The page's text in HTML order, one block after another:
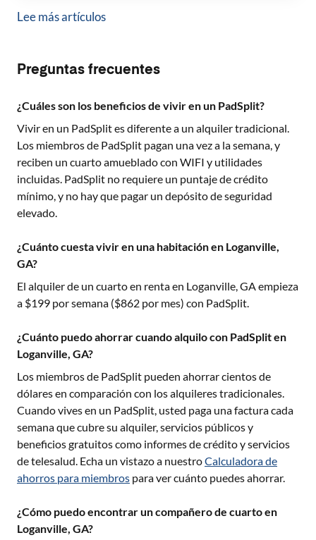
Lee más artículos
Preguntas frecuentes
¿Cuáles son los beneficios de vivir en un PadSplit?
Vivir en un PadSplit es diferente a un alquiler tradicional.
Los miembros de PadSplit pagan una vez a la semana, y
reciben un cuarto amueblado con WIFI y utilidades
incluidas. PadSplit no requiere un puntaje de crédito
mínimo, y no hay que pagar un depósito de seguridad
elevado.
¿Cuánto cuesta vivir en una habitación en Loganville,
GA?
El alquiler de un cuarto en renta en Loganville, GAempieza
a $199 por semana ($862 por mes) con PadSplit.
¿Cuánto puedo ahorrar cuando alquilo con PadSplit en
Loganville, GA?
Los miembros de PadSplit pueden ahorrar cientos de
dólares en comparación con los alquileres tradicionales.
Cuando vives en un PadSplit, usted paga una factura cada
semana que cubre su alquiler, servicios públicos y
beneficios gratuitos como informes de crédito y servicios
de telesalud. Echa un vistazo a nuestroCalculadora de
ahorros para miembros para ver cuánto puedes ahorrar.
¿Cómo puedo encontrar un compañero de cuarto en
Loganville, GA?